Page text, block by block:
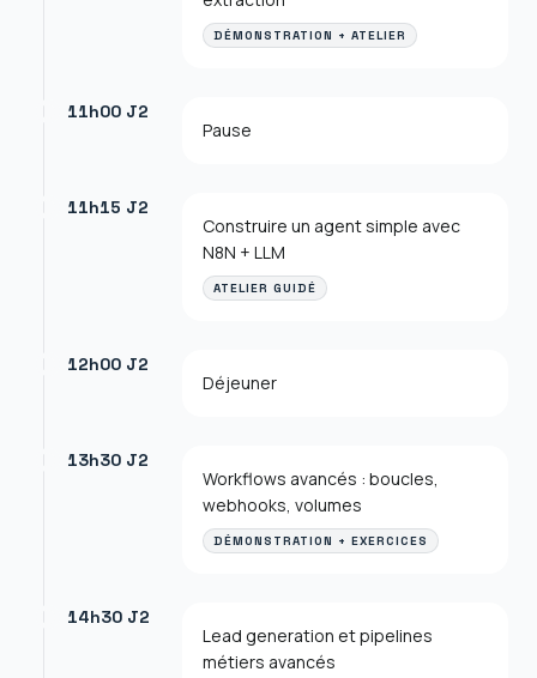
DÉMONSTRATION + ATELIER
11h00 J2
Pause
11h15 J2
Construire un agent simple avec
N8N + LLM
ATELIER GUIDÉ
12h00 J2
Déjeuner
13h30 J2
Workflows avancés : boucles,
webhooks, volumes
DÉMONSTRATION + EXERCICES
14h30 J2
Lead generation et pipelines
métiers avancés